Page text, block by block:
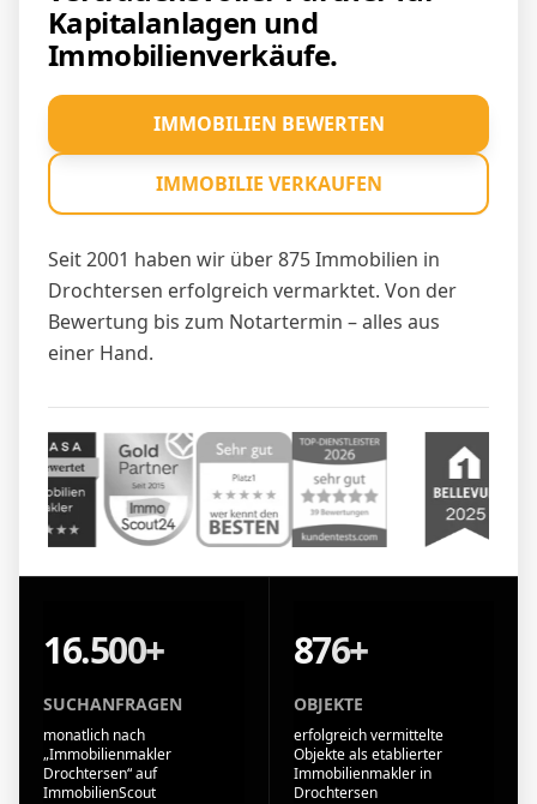
Kapitalanlagen und
Immobilienverkäufe.
Seit 2001 haben wir über 875 Immobilien in
Drochtersen erfolgreich vermarktet. Von der
Bewertung bis zum Notartermin – alles aus
einer Hand.
IMMOBILIEN BEWERTEN
IMMOBILIE VERKAUFEN
16.500+
SUCHANFRAGEN
monatlich nach
„Immobilienmakler
Drochtersen“ auf
ImmobilienScout
876+
OBJEKTE
erfolgreich vermittelte
Objekte als etablierter
Immobilienmakler in
Drochtersen